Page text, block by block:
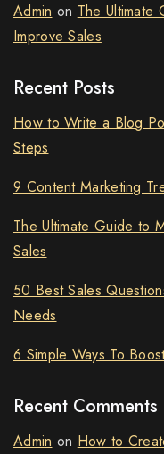
Admin on The Ultimate
Improve Sales
Recent Posts
How to Write a Blog
Steps
9 Content Marketing
The Ultimate Guide to
Sales
50 Best Sales
Needs
6 Simple Ways To
Recent Comments
Admin on How to